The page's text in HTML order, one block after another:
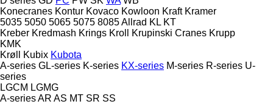
Konecranes Kontur Kovaco Kowloon Kraft Kramer
5035 5050 5065 5075 8085Allrad KL KT
Kreber Kredmash Krings Kroll Krupinski Cranes Krupp
KMK
Krøll
Kubix Kubota
A-series GL-series K-series KX-series M-series R-series U-
series
LGCM LGMG
A-seriesAR AS MT SR SS